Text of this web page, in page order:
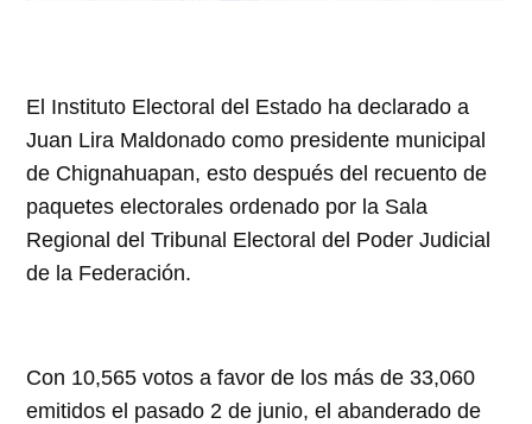
El Instituto Electoral del Estado ha declarado a
Juan Lira Maldonado como presidente municipal
de Chignahuapan, esto después del recuento de
paquetes electorales ordenado por la Sala
Regional del Tribunal Electoral del Poder Judicial
de la Federación.
Con 10,565 votos a favor de los más de 33,060
emitidos el pasado 2 de junio, el abanderado de